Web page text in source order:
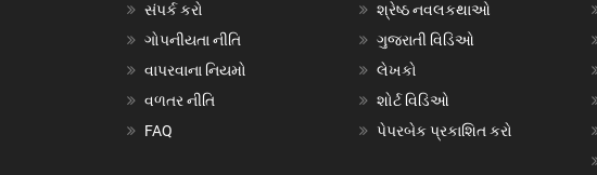
સંપર્ક કરો
ગોપનીયતા નીતિ
વાપરવાના નિયમો
વળતર નીતિ
FAQ
શ્રેષ્ઠ નવલકથાઓ
ગુજરાતી વિડિઓ
લેખકો
શોર્ટ વિડિઓ
પેપરબેક પ્રકાશિત કરો